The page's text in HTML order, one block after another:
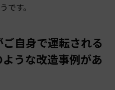
です。
自身で運転される
うな改造事例があ